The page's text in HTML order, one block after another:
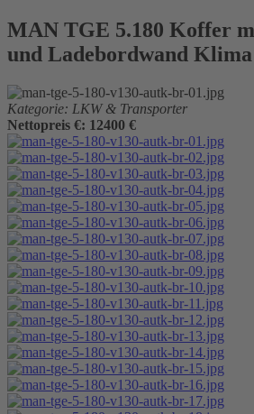
MAN TGE 5.180 Koffer
und Ladebordwand
Kategorie: LKW & Transporter
Nettopreis €: 12400 €